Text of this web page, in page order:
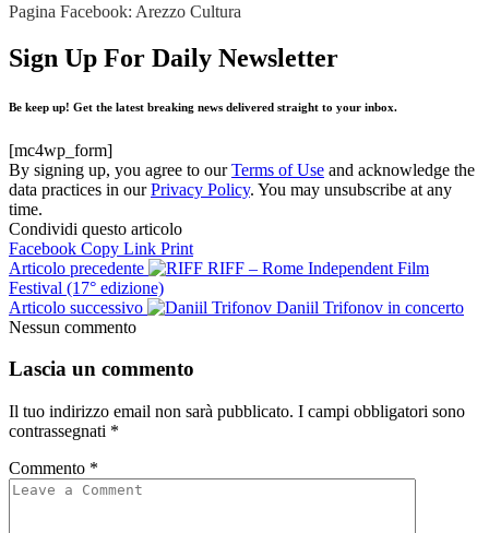
Pagina Facebook: Arezzo Cultura
Sign Up For Daily Newsletter
Be keep up! Get the latest breaking news delivered straight to your inbox.
[mc4wp_form]
By signing up, you agree to ourTerms of Use and acknowledge the
data practices in ourPrivacy Policy. You may unsubscribe at any
time.
Condividi questo articolo
Facebook Copy Link Print
Articolo precedente
RIFF – Rome Independent Film
Festival (17° edizione)
Articolo successivo
Daniil Trifonov in concerto
Nessun commento
Lascia un commento
Il tuo indirizzo email non sarà pubblicato. I campi obbligatori sono
contrassegnati *
Commento *